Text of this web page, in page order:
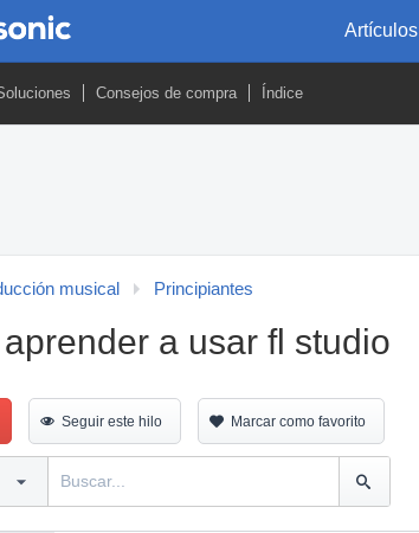
Artículos
Consejos de compra Índice
musical Principiantes
a usar fl studio
Seguir este hilo Marcar como favorito